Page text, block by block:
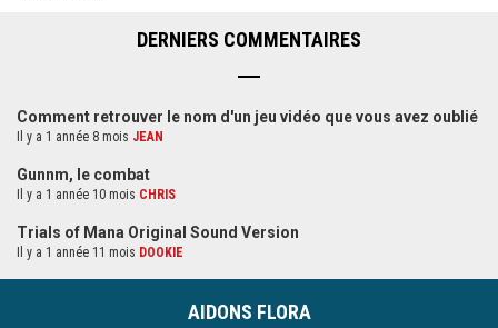
DERNIERS COMMENTAIRES
Comment retrouver le nom d'un jeu vidéo que vous avez oublié
Il y a 1 année 8 mois JEAN
Gunnm, le combat
Il y a 1 année 10 mois CHRIS
Trials of Mana Original Sound Version
Il y a 1 année 11 mois DOOKIE
AIDONS FLORA